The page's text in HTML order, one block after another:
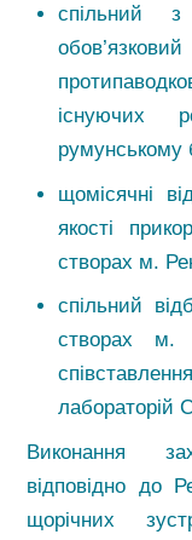
спільний з
існуючих
румунському
щомісячні
якості
створах м.
спільний
створах
лабораторій
Виконання
відповідно до
щорічних